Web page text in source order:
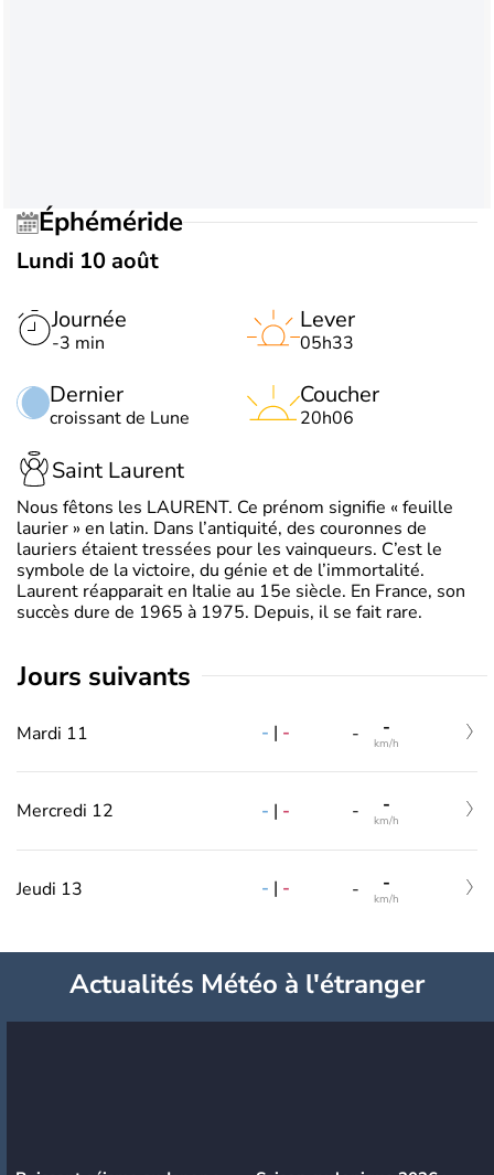
Éphéméride
Lundi 10 août
Journée
-3 min
Dernier
croissant de Lune
Lever
05h33
Coucher
20h06
Saint Laurent
Nous fêtons les LAURENT. Ce prénom signifie « feuille
laurier » en latin. Dans l’antiquité, des couronnes de
lauriers étaient tressées pour les vainqueurs. C’est le
symbole de la victoire, du génie et de l’immortalité.
Laurent réapparait en Italie au 15e siècle. En France, son
succès dure de 1965 à 1975. Depuis, il se fait rare.
jours suivants
Mardi 11 - | - - -
km/h
Mercredi 12 - | - - -
km/h
Jeudi 13 - | - - -
km/h
Actualités Météo à l'étranger